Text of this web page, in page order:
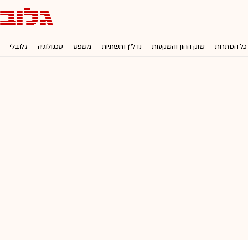
כל הכותרות שוק ההון והשקעות נדל''ן ותשתיות משפט טכנולוגיה גלובלי